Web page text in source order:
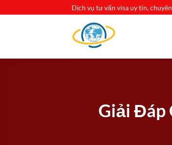
Dịch vụ tư vấn visa uy tín,
Giải Đáp